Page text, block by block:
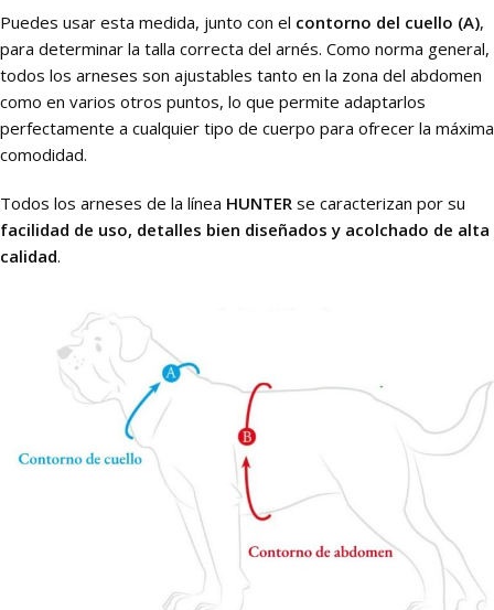
Puedes usar esta medida, junto con el contorno del cuello (A),
para determinar la talla correcta del arnés. Como norma general,
todos los arneses son ajustables tanto en la zona del abdomen
como en varios otros puntos, lo que permite adaptarlos
perfectamente a cualquier tipo de cuerpo para ofrecer la máxima
comodidad.
Todos los arneses de la línea HUNTER se caracterizan por su
facilidad de uso, detalles bien diseñados y acolchado de alta
calidad.